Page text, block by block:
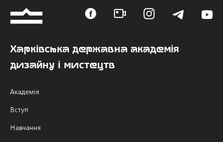
Харківська державна академія
дизайну і мистецтв
Академія
Вступ
Навчання